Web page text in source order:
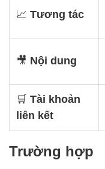
📈Tương tác
🎥 Nội dung
🛒Tài khoản
liên kết
Trường hợp